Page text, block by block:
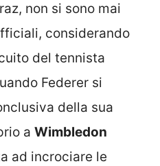
non si sono mai
considerando
del tennista
Federer si
della sua
a Wimbledon
ad incrociare le